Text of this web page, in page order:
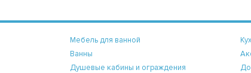
Мебель для ванной
Ванны
Душевые кабины и ограждения